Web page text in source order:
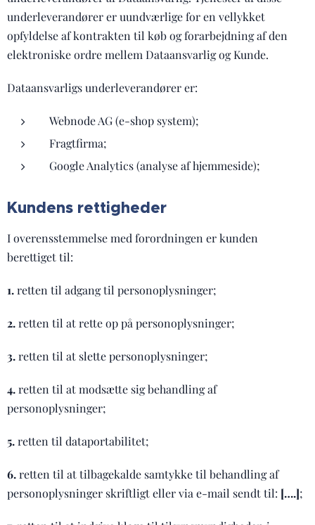
underleverandører er uundværlige for en vellykket
opfyldelse af kontrakten til køb og forarbejdning af den
elektroniske ordre mellem Dataansvarlig og Kunde.
Dataansvarligs underleverandører er:
Webnode AG (e-shop system);
Fragtfirma;
Google Analytics (analyse af hjemmeside);
Kundens rettigheder
I overensstemmelse med forordningen er kunden
berettiget til:
1.retten til adgang til personoplysninger;
2.retten til at rette op på personoplysninger;
3.retten til at slette personoplysninger;
4.retten til at modsætte sig behandling af
personoplysninger;
5.retten til dataportabilitet;
6.retten til at tilbagekalde samtykke til behandling af
personoplysninger skriftligt eller via e-mail sendt til: [….];